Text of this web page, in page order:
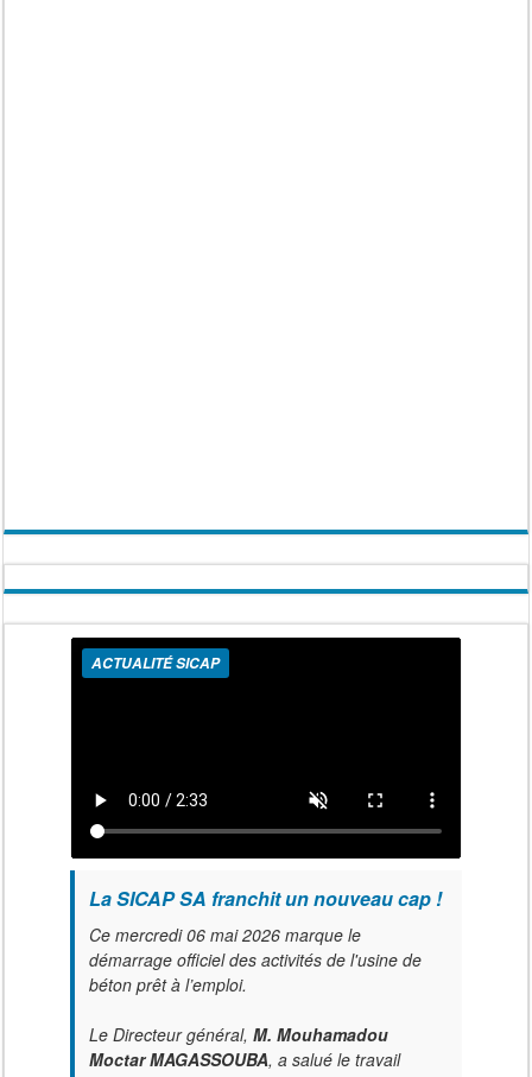
ACTUALITÉ SICAP
La SICAP SA franchit un nouveau cap !
Ce mercredi 06 mai 2026 marque le
démarrage officiel des activités de l'usine de
béton prêt à l’emploi.
Le Directeur général, M. Mouhamadou
Moctar MAGASSOUBA, a salué le travail